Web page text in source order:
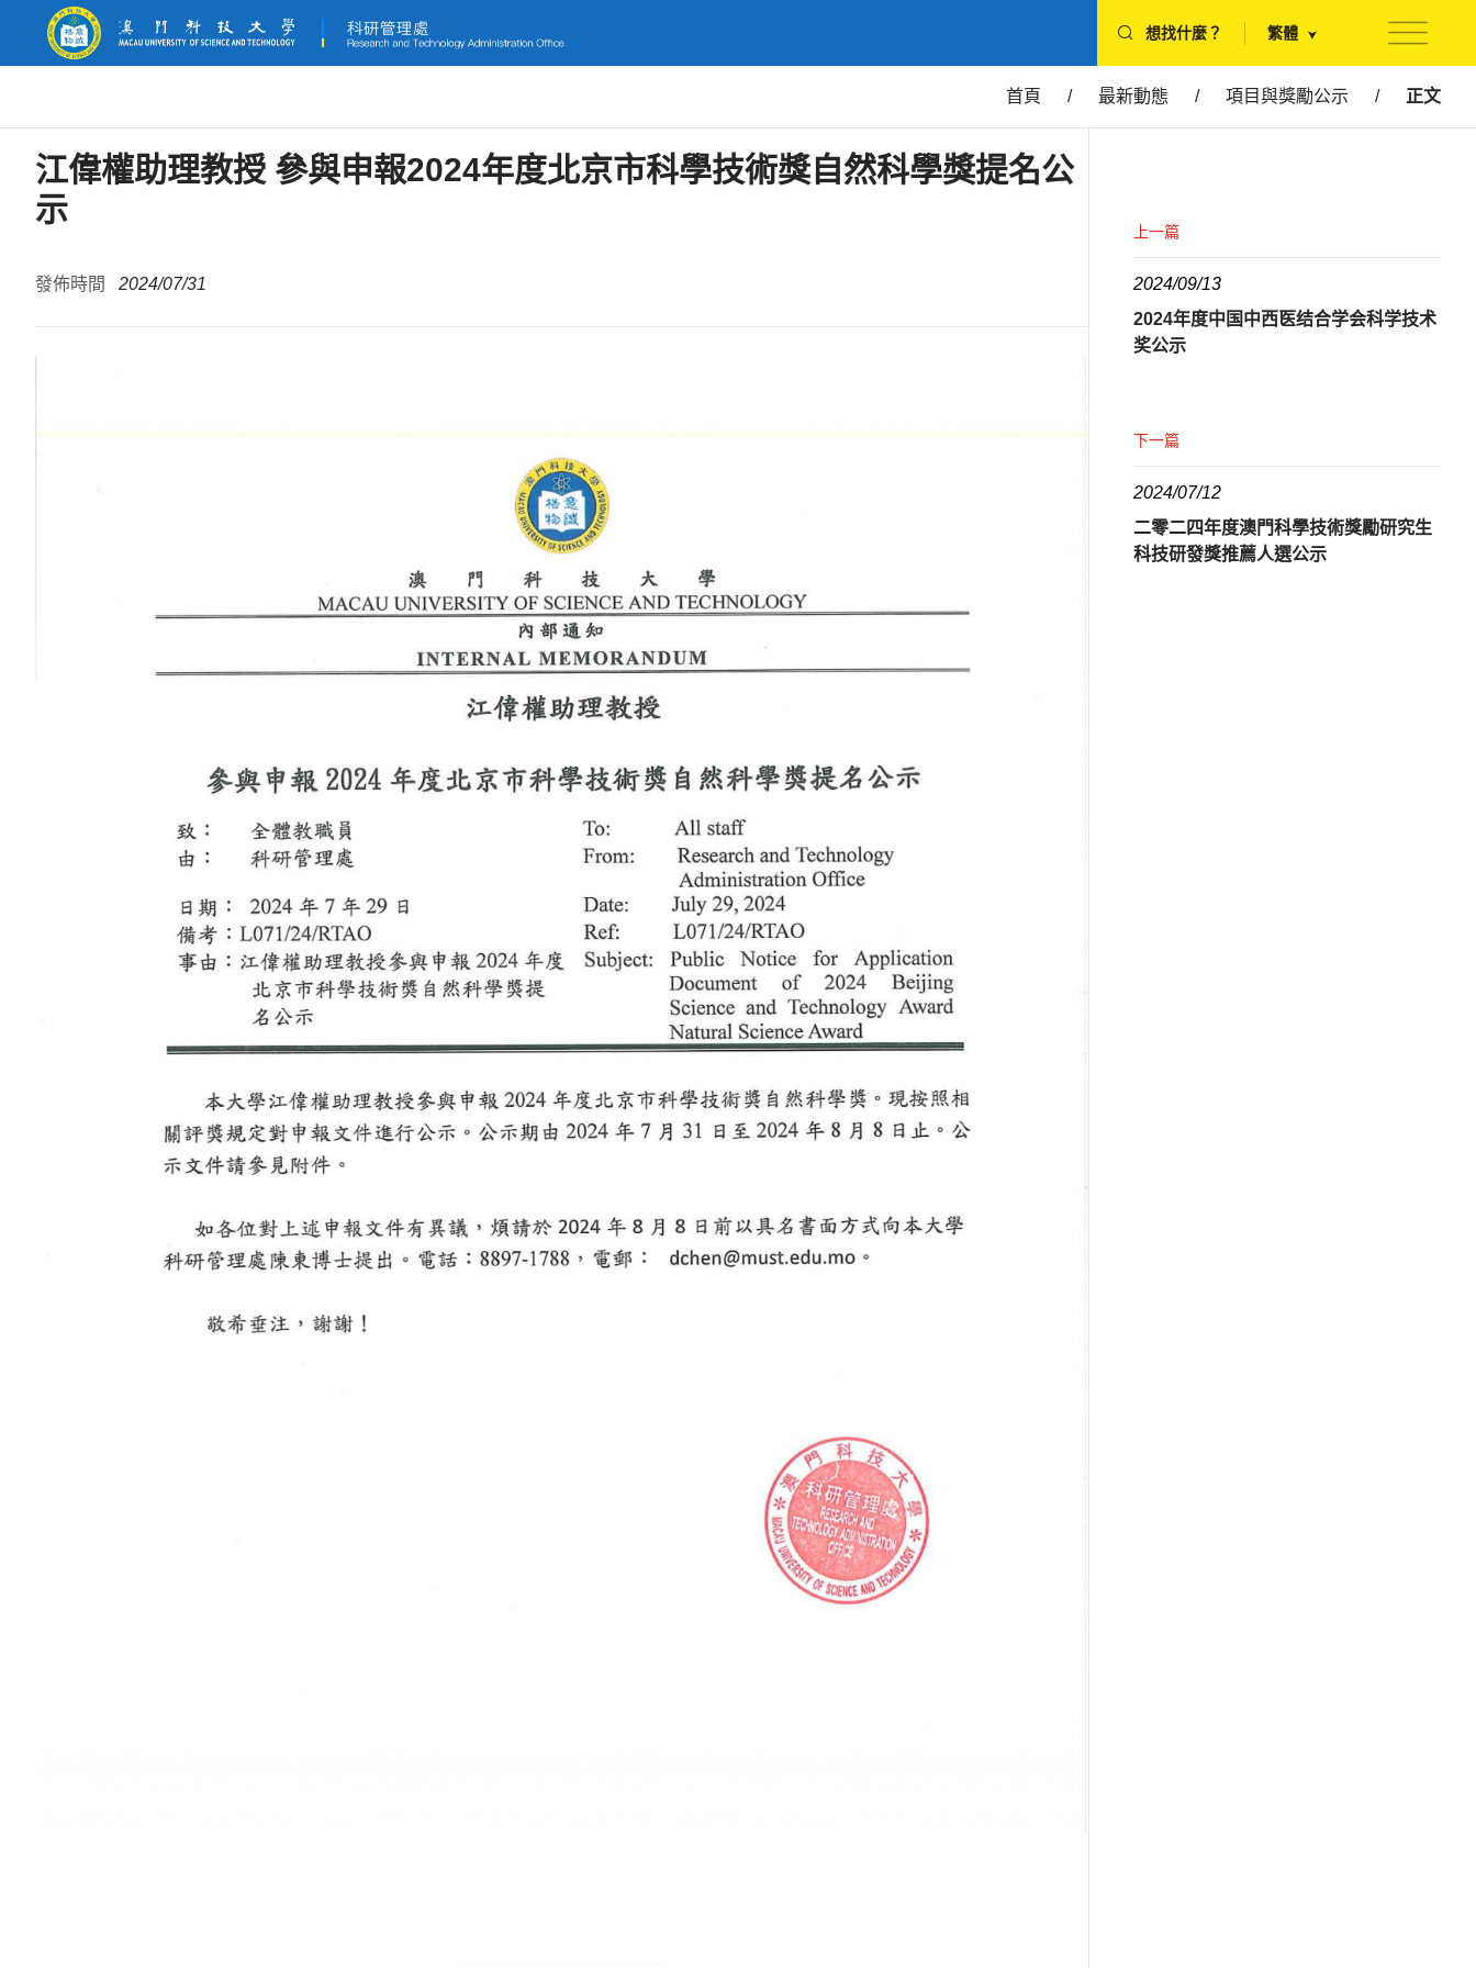
想找什麼？ 繁體
首頁 / 最新動態 / 項目與獎勵公示 / 正文
江偉權助理教授 參與申報2024年度北京市科學技術獎自然科學獎提名公
示
發佈時間 2024/07/31
上一篇
2024/09/13
2024年度中国中西医结合学会科学技术
奖公示
下一篇
2024/07/12
二零二四年度澳門科學技術獎勵研究生
科技研發獎推薦人選公示